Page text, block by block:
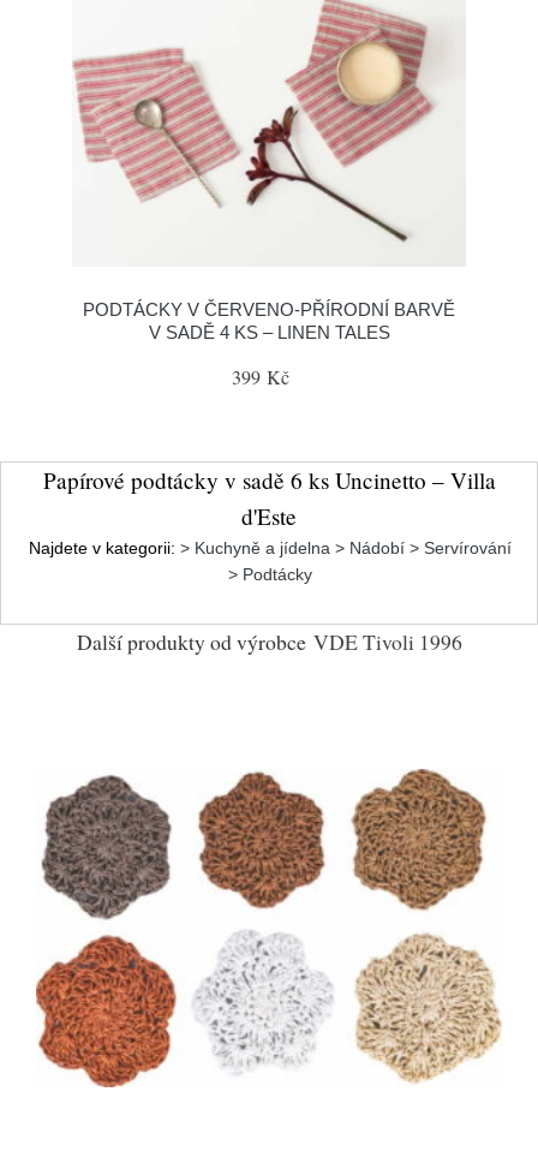
PODTÁCKY V ČERVENO-PŘÍRODNÍ BARVĚ
V SADĚ 4 KS – LINEN TALES
399 Kč
Papírové podtácky v sadě 6 ks Uncinetto – Villa
d'Este
Najdete v kategorii: > Kuchyně a jídelna > Nádobí > Servírování
> Podtácky
Další produkty od výrobce VDE Tivoli 1996